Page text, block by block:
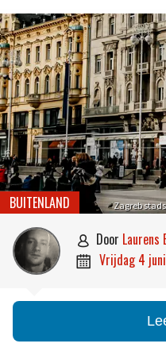
Zagreb
BUITENLAND
 door Laurens
 vrijdag 4